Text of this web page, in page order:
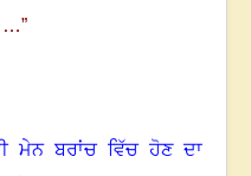
online
…”
ਮੇਨ ਬਰਾਂਚ ਵਿੱਚ ਹੋਣ ਦਾ